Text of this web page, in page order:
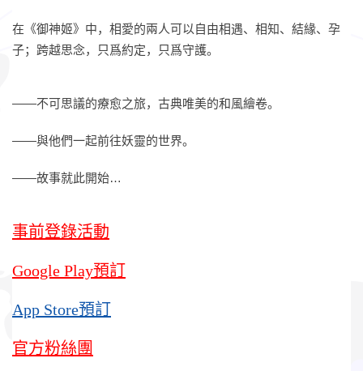
在《御神姬》中，相愛的兩人可以自由相遇、相知、結緣、孕
子；跨越思念，只爲約定，只爲守護。
——不可思議的療愈之旅，古典唯美的和風繪卷。
——與他們一起前往妖靈的世界。
——故事就此開始…
事前登錄活動
Google Play預訂
App Store預訂
官方粉絲團